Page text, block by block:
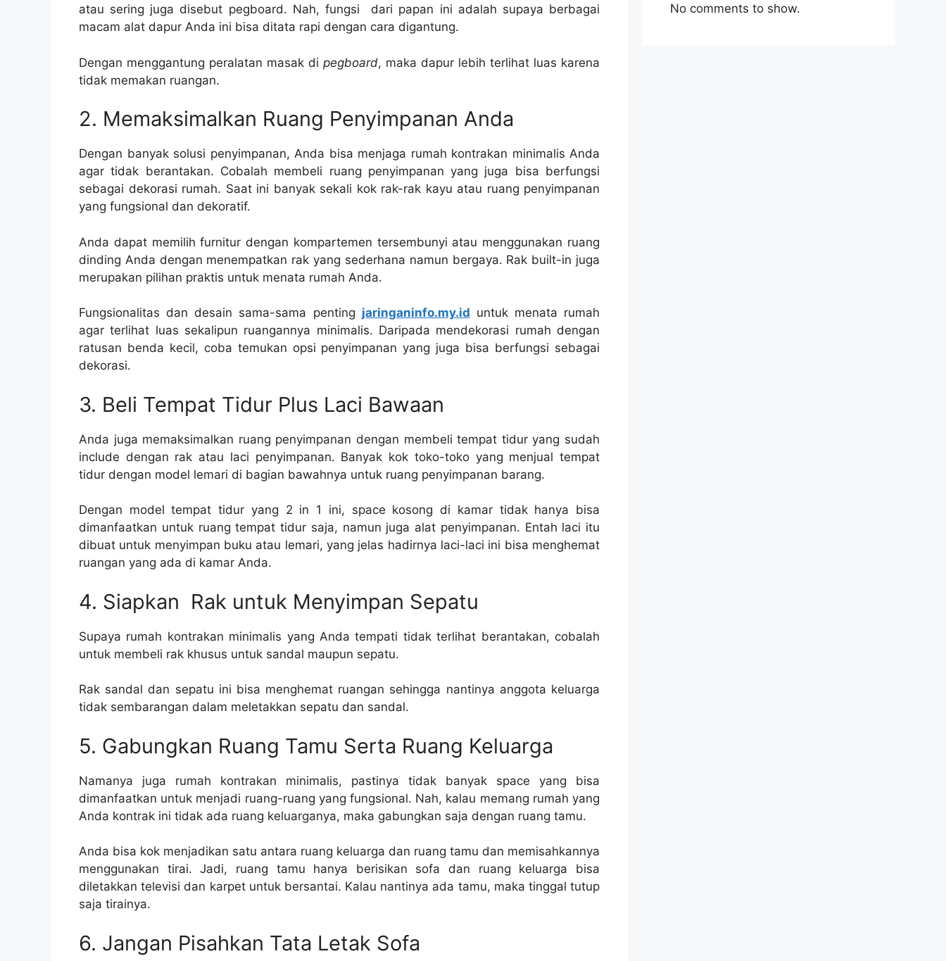
atau sering juga disebut pegboard. Nah, fungsi dari papan ini adalah supaya berbagai
macam alat dapur Anda ini bisa ditata rapi dengan cara digantung.
Dengan menggantung peralatan masak di pegboard, maka dapur lebih terlihat luas karena
tidak memakan ruangan.
2. Memaksimalkan Ruang Penyimpanan Anda
Dengan banyak solusi penyimpanan, Anda bisa menjaga rumah kontrakan minimalis Anda
agar tidak berantakan. Cobalah membeli ruang penyimpanan yang juga bisa berfungsi
sebagai dekorasi rumah. Saat ini banyak sekali kok rak-rak kayu atau ruang penyimpanan
yang fungsional dan dekoratif.
Anda dapat memilih furnitur dengan kompartemen tersembunyi atau menggunakan ruang
dinding Anda dengan menempatkan rak yang sederhana namun bergaya. Rak built-in juga
merupakan pilihan praktis untuk menata rumah Anda.
Fungsionalitas dan desain sama-sama penting jaringaninfo.my.id untuk menata rumah
agar terlihat luas sekalipun ruangannya minimalis. Daripada mendekorasi rumah dengan
ratusan benda kecil, coba temukan opsi penyimpanan yang juga bisa berfungsi sebagai
dekorasi.
3. Beli Tempat Tidur Plus Laci Bawaan
Anda juga memaksimalkan ruang penyimpanan dengan membeli tempat tidur yang sudah
include dengan rak atau laci penyimpanan. Banyak kok toko-toko yang menjual tempat
tidur dengan model lemari di bagian bawahnya untuk ruang penyimpanan barang.
Dengan model tempat tidur yang 2 in 1 ini, space kosong di kamar tidak hanya bisa
dimanfaatkan untuk ruang tempat tidur saja, namun juga alat penyimpanan. Entah laci itu
dibuat untuk menyimpan buku atau lemari, yang jelas hadirnya laci-laci ini bisa menghemat
ruangan yang ada di kamar Anda.
4. Siapkan Rak untuk Menyimpan Sepatu
Supaya rumah kontrakan minimalis yang Anda tempati tidak terlihat berantakan, cobalah
untuk membeli rak khusus untuk sandal maupun sepatu.
Rak sandal dan sepatu ini bisa menghemat ruangan sehingga nantinya anggota keluarga
tidak sembarangan dalam meletakkan sepatu dan sandal.
5. Gabungkan Ruang Tamu Serta Ruang Keluarga
Namanya juga rumah kontrakan minimalis, pastinya tidak banyak space yang bisa
dimanfaatkan untuk menjadi ruang-ruang yang fungsional. Nah, kalau memang rumah yang
Anda kontrak ini tidak ada ruang keluarganya, maka gabungkan saja dengan ruang tamu.
Anda bisa kok menjadikan satu antara ruang keluarga dan ruang tamu dan memisahkannya
menggunakan tirai. Jadi, ruang tamu hanya berisikan sofa dan ruang keluarga bisa
diletakkan televisi dan karpet untuk bersantai. Kalau nantinya ada tamu, maka tinggal tutup
saja tirainya.
6. Jangan Pisahkan Tata Letak Sofa
No comments to show.